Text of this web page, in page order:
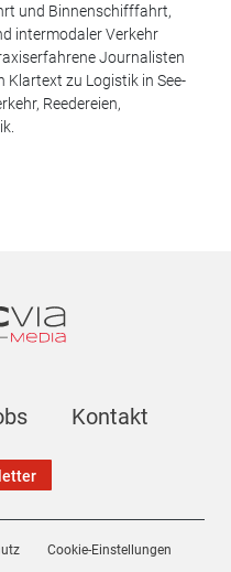
und Binnenschifffahrt,
intermodaler Verkehr
Journalisten
Klartext zu Logistik in See-
Reedereien,
Kontakt
Cookie-Einstellungen